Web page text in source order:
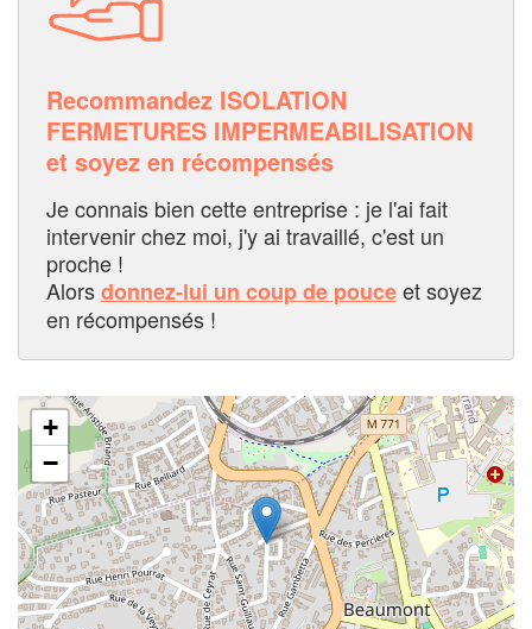
Recommandez ISOLATION
FERMETURES IMPERMEABILISATION
et soyez en récompensés
Je connais bien cette entreprise : je l'ai fait
intervenir chez moi, j'y ai travaillé, c'est un
proche !
Alorsdonnez-lui un coup de pouceet soyez
en récompensés !
+
−
✕